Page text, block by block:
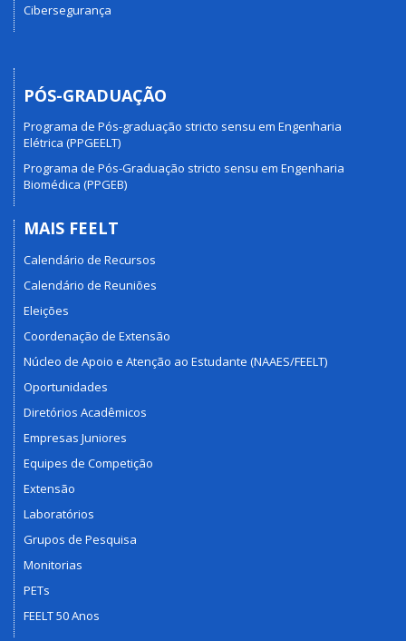
Cibersegurança
PÓS-GRADUAÇÃO
Programa de Pós-graduação stricto sensu em Engenharia
Elétrica (PPGEELT)
Programa de Pós-Graduação stricto sensu em Engenharia
Biomédica (PPGEB)
MAIS FEELT
Calendário de Recursos
Calendário de Reuniões
Eleições
Coordenação de Extensão
Núcleo de Apoio e Atenção ao Estudante (NAAES/FEELT)
Oportunidades
Diretórios Acadêmicos
Empresas Juniores
Equipes de Competição
Extensão
Laboratórios
Grupos de Pesquisa
Monitorias
PETs
FEELT 50 Anos